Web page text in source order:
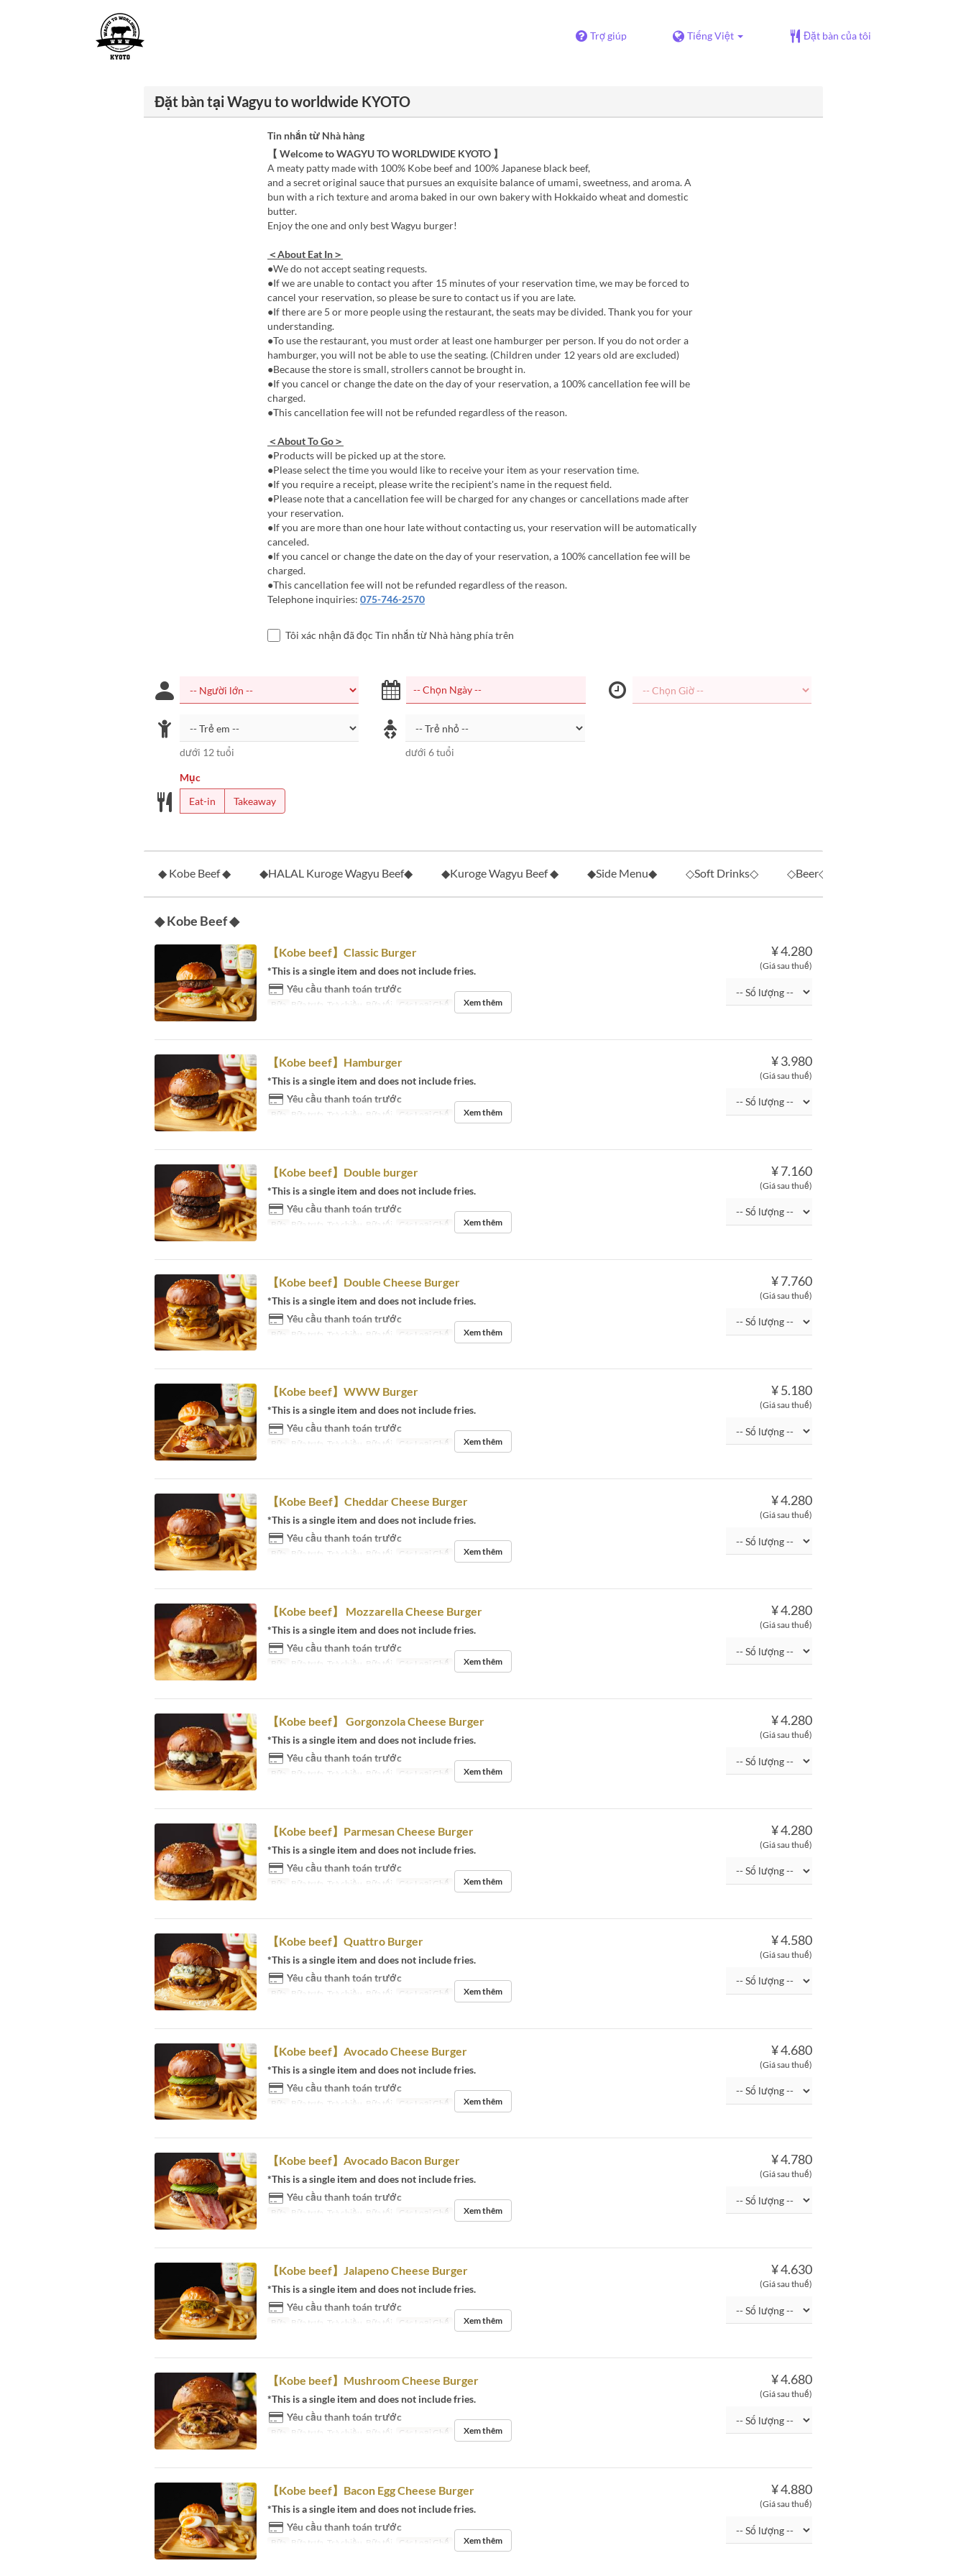
Trợ giúp Tiếng Việt Đặt bàn của tôi
Đặt bàn tại Wagyu to worldwide KYOTO
Tin nhắn từ Nhà hàng
【 Welcome to WAGYU TO WORLDWIDE KYOTO 】
A meaty patty made with 100% Kobe beef and 100% Japanese black beef,
and a secret original sauce that pursues an exquisite balance of umami, sweetness, and aroma. A
bun with a rich texture and aroma baked in our own bakery with Hokkaido wheat and domestic
butter.
Enjoy the one and only best Wagyu burger!
＜About Eat In＞
●We do not accept seating requests.
●If we are unable to contact you after 15 minutes of your reservation time, we may be forced to
cancel your reservation, so please be sure to contact us if you are late.
●If there are 5 or more people using the restaurant, the seats may be divided. Thank you for your
understanding.
●To use the restaurant, you must order at least one hamburger per person. If you do not order a
hamburger, you will not be able to use the seating. (Children under 12 years old are excluded)
●Because the store is small, strollers cannot be brought in.
●If you cancel or change the date on the day of your reservation, a 100% cancellation fee will be
charged.
●This cancellation fee will not be refunded regardless of the reason.
＜About To Go＞
●Products will be picked up at the store.
●Please select the time you would like to receive your item as your reservation time.
●If you require a receipt, please write the recipient's name in the request field.
●Please note that a cancellation fee will be charged for any changes or cancellations made after
your reservation.
●If you are more than one hour late without contacting us, your reservation will be automatically
canceled.
●If you cancel or change the date on the day of your reservation, a 100% cancellation fee will be
charged.
●This cancellation fee will not be refunded regardless of the reason.
Telephone inquiries: 075-746-2570
Tôi xác nhận đã đọc Tin nhắn từ Nhà hàng phía trên
dưới 12 tuổi dưới 6 tuổi
Mục
Eat-in
Takeaway
◆ Kobe Beef ◆ ◆HALAL Kuroge Wagyu Beef◆ ◆Kuroge Wagyu Beef ◆ ◆Side Menu◆ ◇Soft Drinks◇ ◇Beer◇
◆ Kobe Beef ◆
¥ 4.280
(Giá sau thuế)
【Kobe beef】Classic Burger
*This is a single item and does not include fries.
Yêu cầu thanh toán trước
Bữa Bữa trưa, Trà chiều, Bữa tối Các Loại Ghế Eat-in
Xem thêm
¥ 3.980
(Giá sau thuế)
【Kobe beef】Hamburger
*This is a single item and does not include fries.
Yêu cầu thanh toán trước
Bữa Bữa trưa, Trà chiều, Bữa tối Các Loại Ghế Eat-in
Xem thêm
¥ 7.160
(Giá sau thuế)
【Kobe beef】Double burger
*This is a single item and does not include fries.
Yêu cầu thanh toán trước
Bữa Bữa trưa, Trà chiều, Bữa tối Các Loại Ghế Eat-in
Xem thêm
¥ 7.760
(Giá sau thuế)
【Kobe beef】Double Cheese Burger
*This is a single item and does not include fries.
Yêu cầu thanh toán trước
Bữa Bữa trưa, Trà chiều, Bữa tối Các Loại Ghế Eat-in
Xem thêm
¥ 5.180
(Giá sau thuế)
【Kobe beef】WWW Burger
*This is a single item and does not include fries.
Yêu cầu thanh toán trước
Bữa Bữa trưa, Trà chiều, Bữa tối Các Loại Ghế Eat-in
Xem thêm
¥ 4.280
(Giá sau thuế)
【Kobe Beef】Cheddar Cheese Burger
*This is a single item and does not include fries.
Yêu cầu thanh toán trước
Bữa Bữa trưa, Trà chiều, Bữa tối Các Loại Ghế Eat-in
Xem thêm
¥ 4.280
(Giá sau thuế)
【Kobe beef】 Mozzarella Cheese Burger
*This is a single item and does not include fries.
Yêu cầu thanh toán trước
Bữa Bữa trưa, Trà chiều, Bữa tối Các Loại Ghế Eat-in
Xem thêm
¥ 4.280
(Giá sau thuế)
【Kobe beef】 Gorgonzola Cheese Burger
*This is a single item and does not include fries.
Yêu cầu thanh toán trước
Bữa Bữa trưa, Trà chiều, Bữa tối Các Loại Ghế Eat-in
Xem thêm
¥ 4.280
(Giá sau thuế)
【Kobe beef】Parmesan Cheese Burger
*This is a single item and does not include fries.
Yêu cầu thanh toán trước
Bữa Bữa trưa, Trà chiều, Bữa tối Các Loại Ghế Eat-in
Xem thêm
¥ 4.580
(Giá sau thuế)
【Kobe beef】Quattro Burger
*This is a single item and does not include fries.
Yêu cầu thanh toán trước
Bữa Bữa trưa, Trà chiều, Bữa tối Các Loại Ghế Eat-in
Xem thêm
¥ 4.680
(Giá sau thuế)
【Kobe beef】Avocado Cheese Burger
*This is a single item and does not include fries.
Yêu cầu thanh toán trước
Bữa Bữa trưa, Trà chiều, Bữa tối Các Loại Ghế Eat-in
Xem thêm
¥ 4.780
(Giá sau thuế)
【Kobe beef】Avocado Bacon Burger
*This is a single item and does not include fries.
Yêu cầu thanh toán trước
Bữa Bữa trưa, Trà chiều, Bữa tối Các Loại Ghế Eat-in
Xem thêm
¥ 4.630
(Giá sau thuế)
【Kobe beef】Jalapeno Cheese Burger
*This is a single item and does not include fries.
Yêu cầu thanh toán trước
Bữa Bữa trưa, Trà chiều, Bữa tối Các Loại Ghế Eat-in
Xem thêm
¥ 4.680
(Giá sau thuế)
【Kobe beef】Mushroom Cheese Burger
*This is a single item and does not include fries.
Yêu cầu thanh toán trước
Bữa Bữa trưa, Trà chiều, Bữa tối Các Loại Ghế Eat-in
Xem thêm
¥ 4.880
(Giá sau thuế)
【Kobe beef】Bacon Egg Cheese Burger
*This is a single item and does not include fries.
Yêu cầu thanh toán trước
Bữa Bữa trưa, Trà chiều, Bữa tối Các Loại Ghế Eat-in
Xem thêm